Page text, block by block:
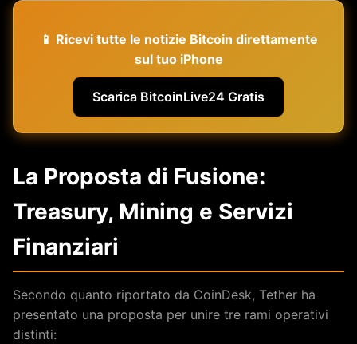
📱 Ricevi tutte le notizie Bitcoin direttamente
sul tuo iPhone
Scarica BitcoinLive24 Gratis
La Proposta di Fusione:
Treasury, Mining e Servizi
Finanziari
Secondo quanto riportato da CoinDesk, Tether ha
presentato una proposta per unire tre rami operativi
distinti: